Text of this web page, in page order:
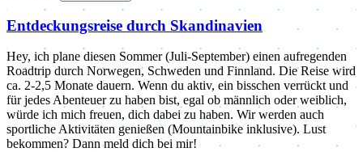
Entdeckungsreise durch Skandinavien
Hey, ich plane diesen Sommer (Juli-September) einen aufregenden
Roadtrip durch Norwegen, Schweden und Finnland. Die Reise wird
ca. 2-2,5 Monate dauern. Wenn du aktiv, ein bisschen verrückt und
für jedes Abenteuer zu haben bist, egal ob männlich oder weiblich,
würde ich mich freuen, dich dabei zu haben. Wir werden auch
sportliche Aktivitäten genießen (Mountainbike inklusive). Lust
bekommen? Dann meld dich bei mir!